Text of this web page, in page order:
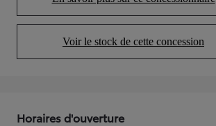
(Opens in new tab)
Voir le stock de cette concession
(Opens in new tab)
Horaires d'ouverture